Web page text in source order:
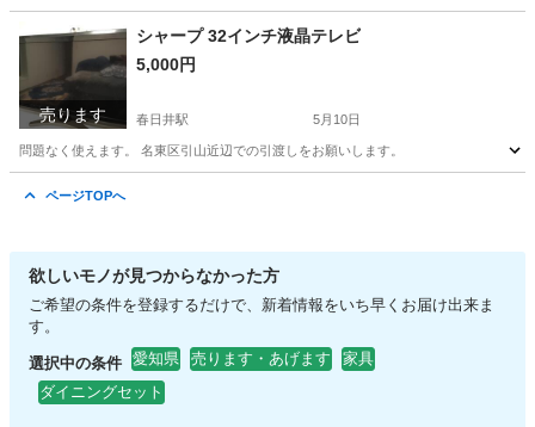
売ります
シャープ 32インチ液晶テレビ
5,000円
春日井駅 5月10日
問題なく使えます。 名東区引山近辺での引渡しをお願いします。
ページTOPへ
欲しいモノが見つからなかった方
ご希望の条件を登録するだけで、新着情報をいち早くお届け出来ま
す。
選択中の条件 愛知県 売ります・あげます
家具
ダイニングセット